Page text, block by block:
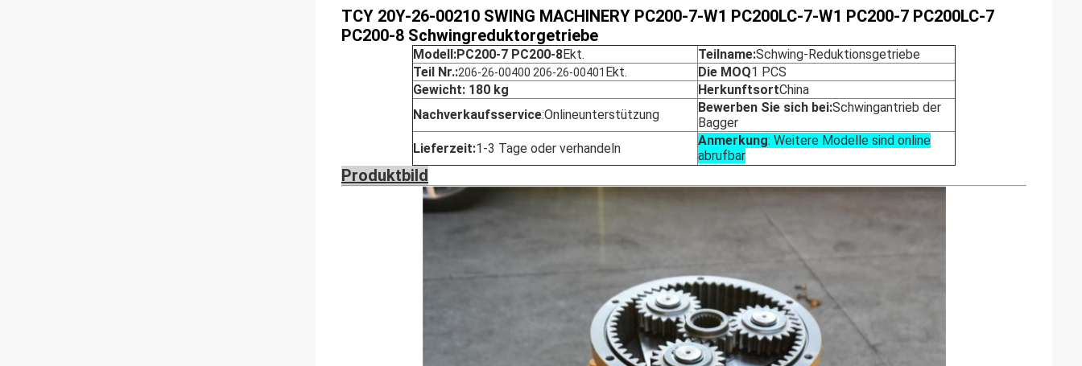
TCY 20Y-26-00210 SWING MACHINERY PC200-7-W1 PC200LC-7-W1 PC200-7 PC200LC-7
PC200-8 Schwingreduktorgetriebe
Modell:PC200-7 PC200-8Ekt. Teilname:Schwing-Reduktionsgetriebe
Teil Nr.:206-26-00400 206-26-00401 Ekt. Die MOQ1 PCS
Gewicht: 180 kg
HerkunftsortChina
Nachverkaufsservice:Onlineunterstützung Bewerben Sie sich bei:Schwingantrieb der
Bagger
Lieferzeit:1-3 Tage oder verhandeln
Anmerkung: Weitere Modelle sind online
abrufbar
Produktbild